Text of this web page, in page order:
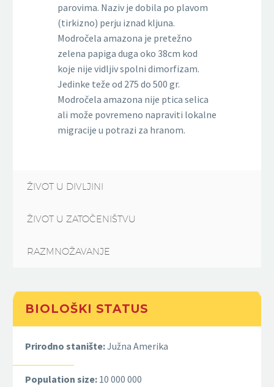
parovima. Naziv je dobila po plavom
(tirkizno) perju iznad kljuna.
Modročela amazona je pretežno
zelena papiga duga oko 38cm kod
koje nije vidljiv spolni dimorfizam.
Jedinke teže od 275 do 500 gr.
Modročela amazona nije ptica selica
ali može povremeno napraviti lokalne
migracije u potrazi za hranom.
ŽIVOT U DIVLJINI
ŽIVOT U ZATOČENIŠTVU
RAZMNOŽAVANJE
BIOLOŠKI STATUS
Prirodno stanište:Južna Amerika
Population size: 10 000 000